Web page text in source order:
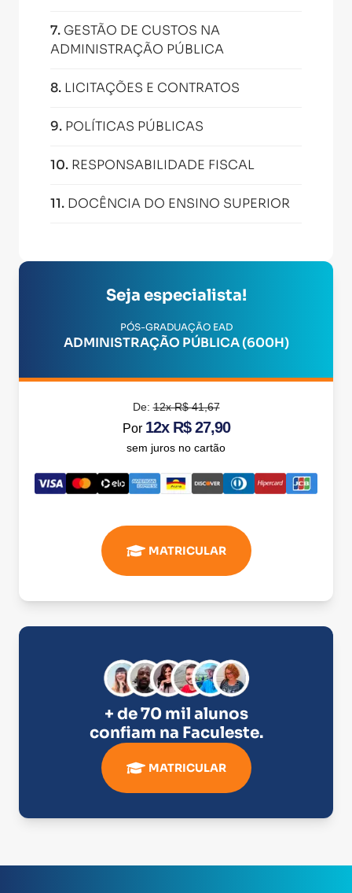
7. GESTÃO DE CUSTOS NA
ADMINISTRAÇÃO PÚBLICA
8. LICITAÇÕES E CONTRATOS
9. POLÍTICAS PÚBLICAS
10. RESPONSABILIDADE FISCAL
11. DOCÊNCIA DO ENSINO SUPERIOR
Seja especialista!
PÓS-GRADUAÇÃO EAD
ADMINISTRAÇÃO PÚBLICA (600H)
De:12x R$ 41,67
Por 12x R$ 27,90
sem juros no cartão
MATRICULAR
+ de 70 mil alunos
confiam na Faculeste.
MATRICULAR